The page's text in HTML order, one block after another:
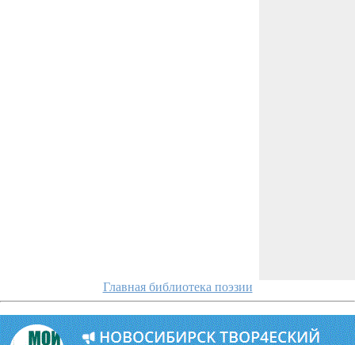
Главная библиотека поэзии